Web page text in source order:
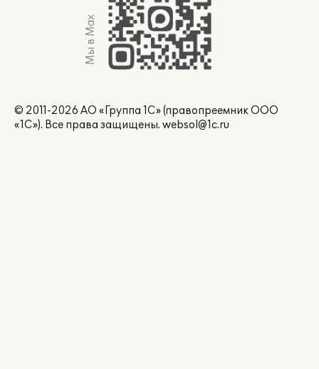
Мы в Max
© 2011-2026 АО «Группа 1С» (правопреемник ООО
«1С»). Все права защищены. websol@1c.ru